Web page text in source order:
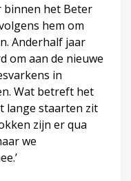
binnen het Beter
hem om
Anderhalf jaar
om aan de nieuwe
in
Wat betreft het
lange staarten zit
zijn er qua
we